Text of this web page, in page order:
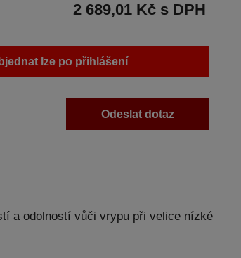
2 689,01 Kč s DPH
lze po přihlášení
Odeslat dotaz
a odolností vůči vrypu při velice nízké